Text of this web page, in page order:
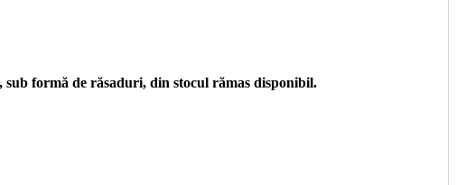
formă de răsaduri, din stocul rămas disponibil.